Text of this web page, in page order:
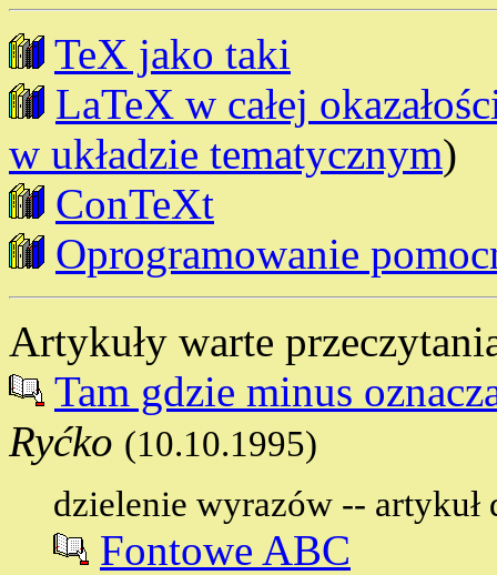
TeX jako taki
LaTeX w całej
w układzie tematycznym)
ConTeXt
Oprogramowanie
Artykuły warte
Tam gdzie minus
Ryćko (10.10.1995)
dzielenie wyrazów -- artykuł
Fontowe ABC